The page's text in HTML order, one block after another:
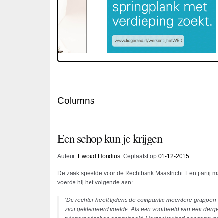
Columns
Een schop kun je krijgen
Auteur: Ewoud Hondius. Geplaatst op 01-12-2015.
De zaak speelde voor de Rechtbank Maastricht. Een partij
voerde hij het volgende aan:
‘De rechter heeft tijdens de comparitie meerdere
zich gekleineerd voelde. Als een voorbeeld van een